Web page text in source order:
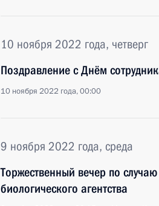
10 ноября 2022 года, четверг
Поздравление с Днём
10 ноября 2022 года, 00:00
9 ноября 2022 года, среда
Торжественный вечер по
биологического агентства